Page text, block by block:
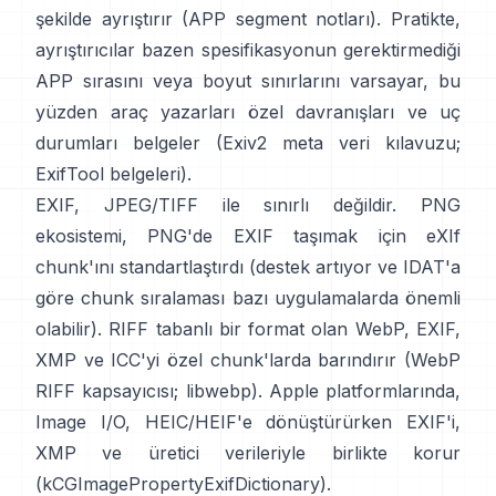
şekilde ayrıştırır (APP segment notları). Pratikte,
ayrıştırıcılar bazen spesifikasyonun gerektirmediği
APP sırasını veya boyut sınırlarını varsayar, bu
yüzden araç yazarları özel davranışları ve uç
durumları belgeler (Exiv2 meta veri kılavuzu;
ExifTool belgeleri).
EXIF, JPEG/TIFF ile sınırlı değildir. PNG
ekosistemi, PNG'de EXIF taşımak için eXIf
chunk'ını standartlaştırdı (destek artıyor ve IDAT'a
göre chunk sıralaması bazı uygulamalarda önemli
olabilir). RIFF tabanlı bir format olan WebP, EXIF,
XMP ve ICC'yi özel chunk'larda barındırır (WebP
RIFF kapsayıcısı; libwebp). Apple platformlarında,
Image I/O, HEIC/HEIF'e dönüştürürken EXIF'i,
XMP ve üretici verileriyle birlikte korur
(kCGImagePropertyExifDictionary).